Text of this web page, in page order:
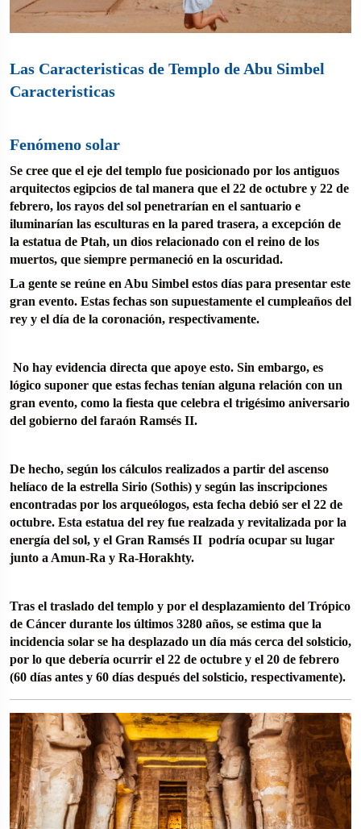
Las Caracteristicas de Templo de Abu Simbel
Caracteristicas
Fenómeno solar
Se cree que el eje del templo fue posicionado por los antiguos
arquitectos egipcios de tal manera que el 22 de octubre y 22 de
febrero, los rayos del sol penetrarían en el santuario e
iluminarían las esculturas en la pared trasera, a excepción de
la estatua de Ptah, un dios relacionado con el reino de los
muertos, que siempre permaneció en la oscuridad.
La gente se reúne en Abu Simbel estos días para presentar este
gran evento. Estas fechas son supuestamente el cumpleaños del
rey y el día de la coronación, respectivamente.
No hay evidencia directa que apoye esto. Sin embargo, es
lógico suponer que estas fechas tenían alguna relación con un
gran evento, como la fiesta que celebra el trigésimo aniversario
del gobierno del faraón Ramsés II.
De hecho, según los cálculos realizados a partir del ascenso
helíaco de la estrella Sirio (Sothis) y según las inscripciones
encontradas por los arqueólogos, esta fecha debió ser el 22 de
octubre. Esta estatua del rey fue realzada y revitalizada por la
energía del sol, y el Gran Ramsés II podría ocupar su lugar
junto a Amun-Ra y Ra-Horakhty.
Tras el traslado del templo y por el desplazamiento del Trópico
de Cáncer durante los últimos 3280 años, se estima que la
incidencia solar se ha desplazado un día más cerca del solsticio,
por lo que debería ocurrir el 22 de octubre y el 20 de febrero
(60 días antes y 60 días después del solsticio, respectivamente).